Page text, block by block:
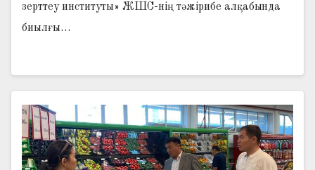
зерттеу институты» ЖШС-нің тәжірибе алқабында
биылғы…